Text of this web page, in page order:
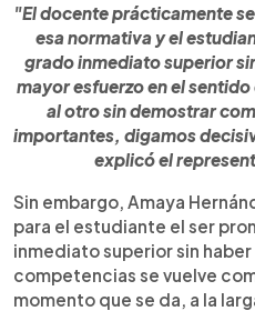
"El docente prácticamente
esa normativa y el
grado inmediato superior
mayor esfuerzo en el
al otro sin demostrar
importantes, digamos
explicó el
Sin embargo, Amaya
para el estudiante el ser
inmediato superior sin
competencias se vuelve
momento que se da, a la